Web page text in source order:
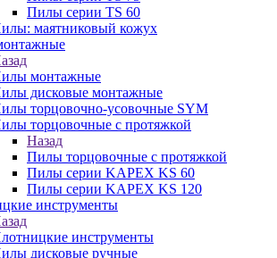
Пилы серии TS 60
маятниковый кожух
монтажные
дисковые монтажные
торцовочно-усовочные SYM
торцовочные с протяжкой
Назад
Пилы торцовочные с протяжкой
Пилы серии KAPEX KS 60
Пилы серии KAPEX KS 120
инструменты
инструменты
дисковые ручные